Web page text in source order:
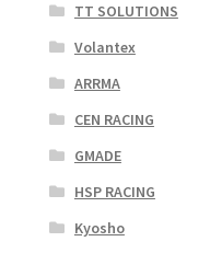
TT SOLUTIONS
Volantex
ARRMA
CEN RACING
GMADE
HSP RACING
Kyosho